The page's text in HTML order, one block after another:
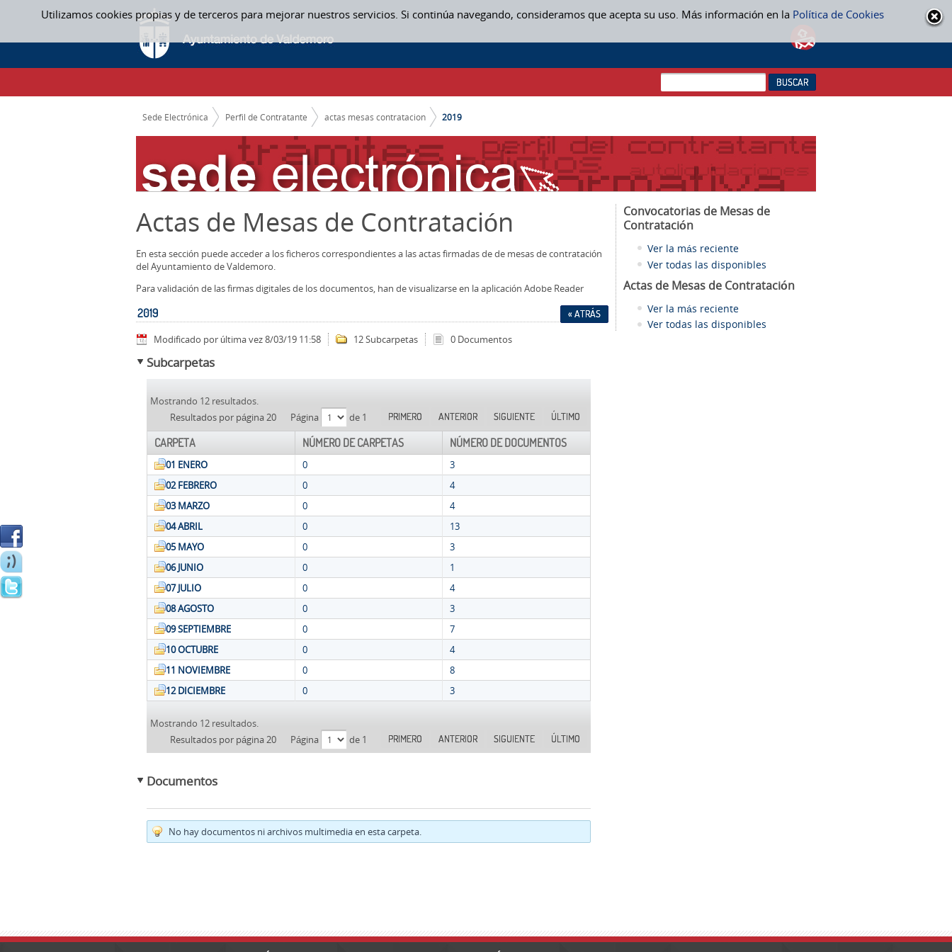
Utilizamos cookies propias y de terceros para mejorar nuestros servicios. Si continúa navegando, consideramos que acepta su uso. Más información en la Política de Cookies
Saltar al contenido
2019 - ACTAS MESAS CONTRATACION
CAMINO DE MIGAS
Sede Electrónica Perfil de Contratante actas mesas contratacion 2019
Actas de Mesas de Contratación
En esta sección puede acceder a los ficheros correspondientes a las actas firmadas de de mesas de contratación
del Ayuntamiento de Valdemoro.
Para validación de las firmas digitales de los documentos, han de visualizarse en la aplicación Adobe Reader
« ATRÁS
2019
Modificado por última vez 8/03/19 11:58 12 Subcarpetas 0 Documentos
Subcarpetas
Mostrando 12 resultados.
Resultados por página 20
Página de 1 PRIMERO ANTERIOR SIGUIENTE ÚLTIMO
CARPETA NÚMERO DE CARPETAS NÚMERO DE DOCUMENTOS
01 ENERO 0
3
02 FEBRERO
0
4
03 MARZO
0
4
04 ABRIL
0
13
05 MAYO
0
3
06 JUNIO
0
1
07 JULIO
0
4
08 AGOSTO
0
3
09 SEPTIEMBRE
0
7
10 OCTUBRE
0
4
11 NOVIEMBRE
0
8
12 DICIEMBRE
0 3
Mostrando 12 resultados.
Resultados por página 20
Página de 1 PRIMERO ANTERIOR SIGUIENTE ÚLTIMO
Documentos
No hay documentos ni archivos multimedia en esta carpeta.
Convocatorias de Mesas de
Contratación
Ver la más reciente
Ver todas las disponibles
Actas de Mesas de Contratación
Ver la más reciente
Ver todas las disponibles